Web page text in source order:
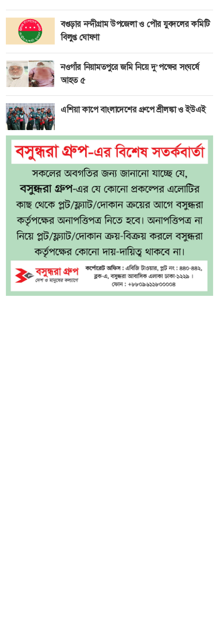
বগুড়ার নন্দীগ্রাম উপজেলা ও পৌর যুবদলের কমিটি
বিলুপ্ত ঘোষণা
নওগাঁর নিয়ামতপুরে জমি নিয়ে দু’পক্ষের সংঘর্ষে
আহত ৫
এশিয়া কাপে বাংলাদেশের গ্রুপে শ্রীলঙ্কা ও ইউএই